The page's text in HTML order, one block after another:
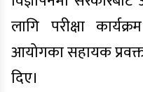
लागि परीक्षा
आयोगका सहायक
दिए।